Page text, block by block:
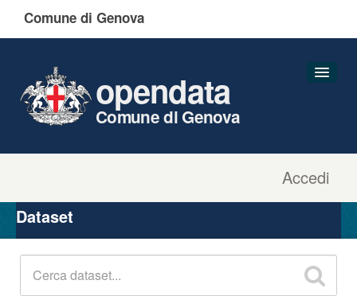
Comune di Genova
Accedi
opendata
Comune di Genova
Organizzazioni
Gruppi
Dataset